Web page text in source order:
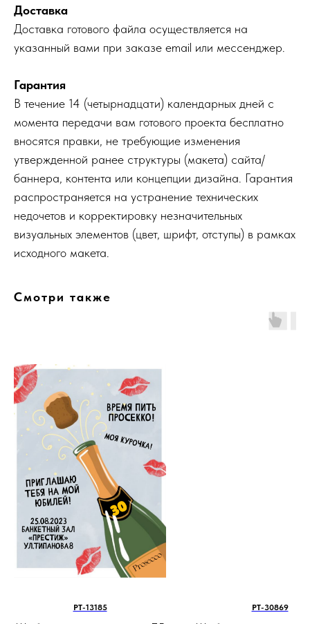
Доставка
Доставка готового файла осуществляется на
указанный вами при заказе email или мессенджер.
Гарантия
В течение 14 (четырнадцати) календарных дней с
момента передачи вам готового проекта бесплатно
вносятся правки, не требующие изменения
утвержденной ранее структуры (макета) сайта/
баннера, контента или концепции дизайна. Гарантия
распространяется на устранение технических
недочетов и корректировку незначительных
визуальных элементов (цвет, шрифт, отступы) в рамках
исходного макета.
Смотри также
PT-13185 PT-30869